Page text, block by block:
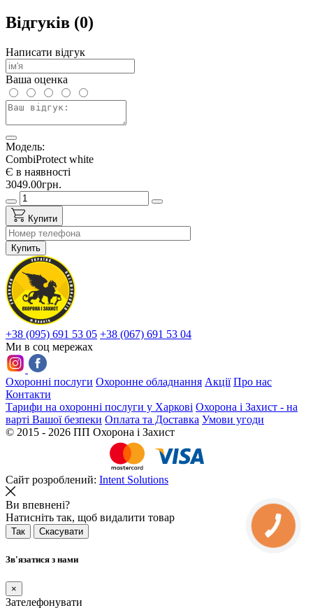
Відгуків (0)
Написати відгук
Ваша оценка
Модель:
CombiProtect white
Є в наявності
3049.00грн.
Купити
Купить
+38 (095) 691 53 05 +38 (067) 691 53 04
Ми в соц мережах
Охоронні послуги Охоронне обладнання Акції Про нас
Контакти
Тарифи на охоронні послуги у Харкові Охорона і Захист - на
варті Вашої безпеки Оплата та Доставка Умови угоди
© 2015 - 2026 ПП Охорона і Захист
Сайт розроблений: Intent Solutions
Ви впевнені?
Натисніть так, щоб видалити товар
Так Скасувати
Зв'язатися з нами
×
Зателефонувати